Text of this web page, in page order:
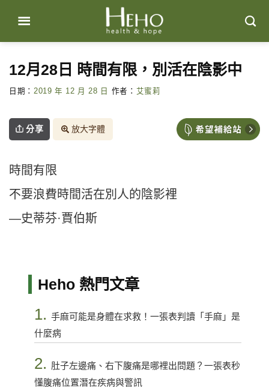
content
12月28日 時間有限，別活在陰影中
日期： 2019 年 12 月 28 日 作者： 艾蜜莉
分享 放大字體
時間有限
不要浪費時間活在別人的陰影裡
—史蒂芬·賈伯斯
Heho 熱門文章
1. 手麻可能是身體在求救！一張表判讀「手麻」是
什麼病
2. 肚子左邊痛、右下腹痛是哪裡出問題？一張表秒
懂腹痛位置潛在疾病與警訊